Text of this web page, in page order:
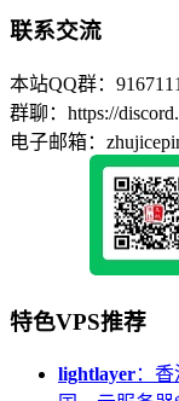
联系交流
本站QQ群：
群聊：https://
电子邮箱：
特色VPS推荐
lightlayer：